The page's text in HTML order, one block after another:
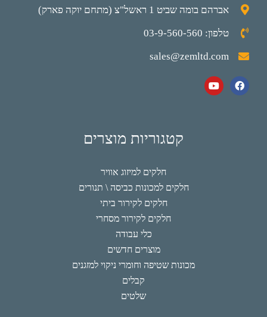
אברהם בומה שביט 1 ראשל"צ (מתחם יוקה פארק)
טלפון: 03-9-560-560
sales@zemltd.com
קטגוריות מוצרים
חלקים למיזוג אוויר
חלקים למכונות כביסה \ תנורים
חלקים לקירור ביתי
חלקים לקירור מסחרי
כלי עבודה
מוצרים חדשים
מכונות שטיפה וחומרי ניקוי למזגנים
קבלים
שלטים